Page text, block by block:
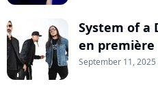
System of a
en première
September 11, 2025